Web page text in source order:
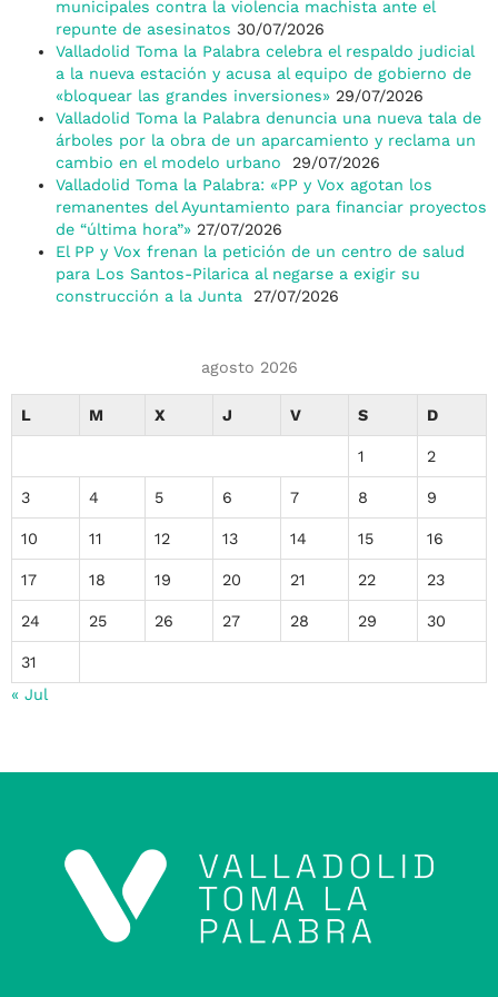
municipales contra la violencia machista ante el
repunte de asesinatos 30/07/2026
Valladolid Toma la Palabra celebra el respaldo judicial
a la nueva estación y acusa al equipo de gobierno de
«bloquear las grandes inversiones» 29/07/2026
Valladolid Toma la Palabra denuncia una nueva tala de
árboles por la obra de un aparcamiento y reclama un
cambio en el modelo urbano
29/07/2026
Valladolid Toma la Palabra: «PP y Vox agotan los
remanentes del Ayuntamiento para financiar proyectos
de “última hora”» 27/07/2026
El PP y Vox frenan la petición de un centro de salud
para Los Santos-Pilarica al negarse a exigir su
construcción a la Junta
27/07/2026
agosto 2026
L M X J V S D
1 2
3 4 5 6 7 8 9
10 11 12 13 14 15 16
17 18 19 20 21 22 23
24 25 26 27 28 29 30
31
« Jul